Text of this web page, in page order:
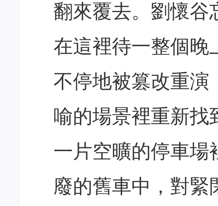
翻來覆去。劉懷谷
在這裡待一整個晚
不停地被篡改重演
喻的場景裡重新
一片空曠的停車場
廢的舊車中，對緊